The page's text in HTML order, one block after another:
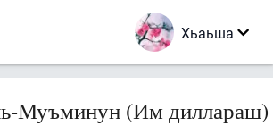
Хьаьша
Муъминун (Им диллараш)